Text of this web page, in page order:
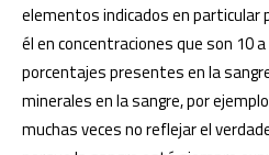
elementos indicados en particular
él en concentraciones que son 10
porcentajes presentes en la
minerales en la sangre, por
muchas veces no reflejar el